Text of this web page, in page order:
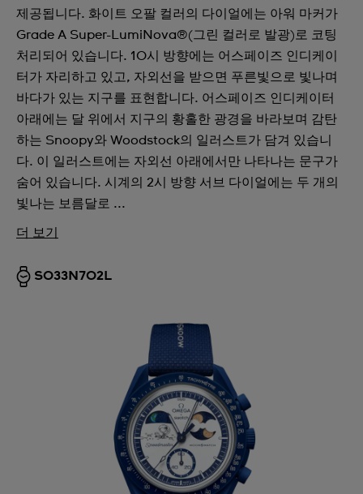
제공됩니다. 화이트 오팔 컬러의 다이얼에는 아워 마커가
Grade A Super-LumiNova®(그린 컬러로 발광)로 코팅
처리되어 있습니다. 10시 방향에는 어스페이즈 인디케이
터가 자리하고 있고, 자외선을 받으면 푸른빛으로 빛나며
바다가 있는 지구를 표현합니다. 어스페이즈 인디케이터
아래에는 달 위에서 지구의 황홀한 광경을 바라보며 감탄
하는 Snoopy와 Woodstock의 일러스트가 담겨 있습니
다. 이 일러스트에는 자외선 아래에서만 나타나는 문구가
숨어 있습니다. 시계의 2시 방향 서브 다이얼에는 두 개의
빛나는 보름달로 ...
더 보기
SO33N702L